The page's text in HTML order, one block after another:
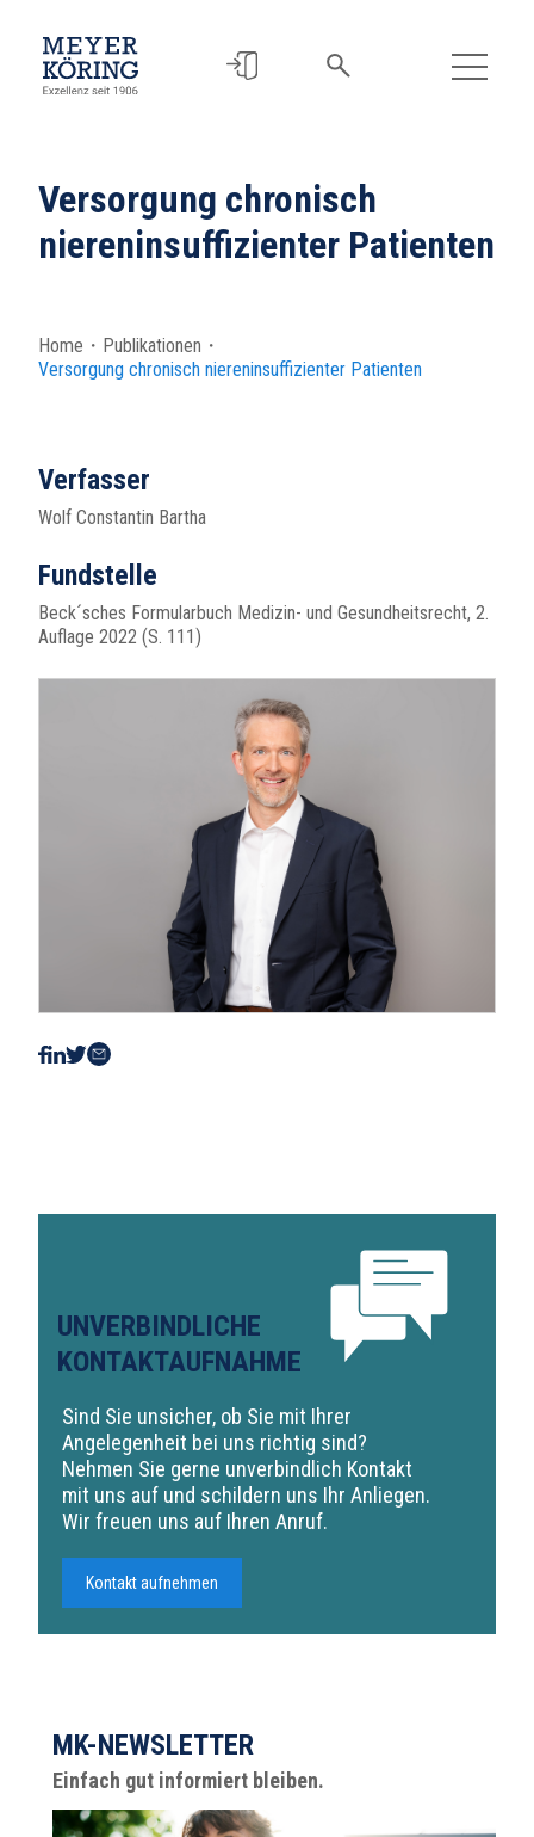
Versorgung chronisch
niereninsuffizienter Patienten
Home ・ Publikationen ・
Versorgung chronisch niereninsuffizienter Patienten
Verfasser
Wolf Constantin Bartha
Fundstelle
Beck´sches Formularbuch Medizin- und Gesundheitsrecht, 2.
Auflage 2022 (S. 111)
UNVERBINDLICHE
KONTAKTAUFNAHME
Sind Sie unsicher, ob Sie mit Ihrer
Angelegenheit bei uns richtig sind?
Nehmen Sie gerne unverbindlich Kontakt
mit uns auf und schildern uns Ihr Anliegen.
Wir freuen uns auf Ihren Anruf.
Kontakt aufnehmen
MK-NEWSLETTER
Einfach gut informiert bleiben.